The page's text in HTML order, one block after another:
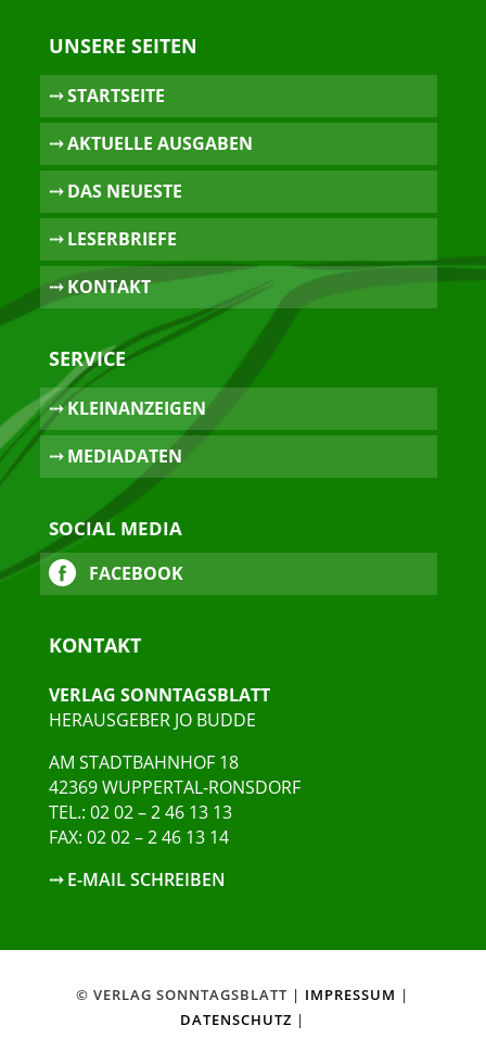
UNSERE SEITEN
⤏ STARTSEITE
⤏ AKTUELLE AUSGABEN
⤏ DAS NEUESTE
⤏ LESERBRIEFE
⤏ KONTAKT
SERVICE
⤏ KLEINANZEIGEN
⤏ MEDIADATEN
SOCIAL MEDIA
FACEBOOK
KONTAKT
VERLAG SONNTAGSBLATT
HERAUSGEBER JO BUDDE
AM STADTBAHNHOF 18
42369 WUPPERTAL-RONSDORF
TEL.: 02 02 – 2 46 13 13
FAX: 02 02 – 2 46 13 14
⤏ E-MAIL SCHREIBEN
© VERLAG SONNTAGSBLATT | IMPRESSUM |
DATENSCHUTZ |